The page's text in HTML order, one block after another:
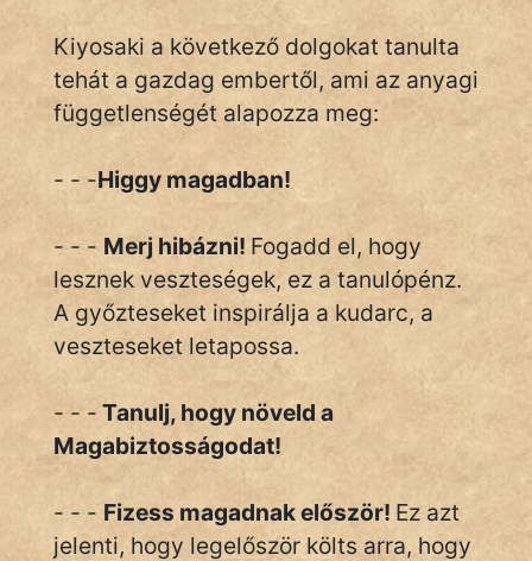
Kiyosaki a következő dolgokat tanulta
tehát a gazdag embertől, ami az anyagi
függetlenségét alapozza meg:
- - -Higgy magadban!
- - - Merj hibázni! Fogadd el, hogy
lesznek veszteségek, ez a tanulópénz.
A győzteseket inspirálja a kudarc, a
veszteseket letapossa.
- - - Tanulj, hogy növeld a
Magabiztosságodat!
- - - Fizess magadnak először! Ez azt
jelenti, hogy legelőször költs arra, hogy